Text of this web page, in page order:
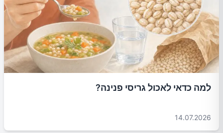
למה כדאי לאכול גריסי פנינה?
14.07.2026